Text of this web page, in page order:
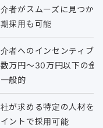
者がスムーズに見つか
採用も可能
者へのインセンティブ
万円〜30万円以下の金
般的
が求める特定の人材を
ントで採用可能